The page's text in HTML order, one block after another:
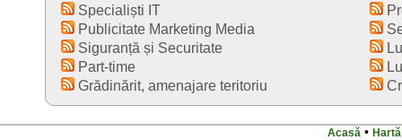
Specialiști IT
Publicitate Marketing Media
Siguranță și Securitate
Part-time
Grădinărit, amenajare teritoriu
Acasă •